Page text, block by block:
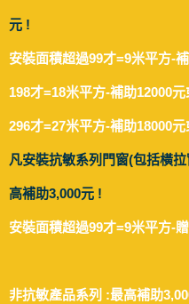
元 !
安裝面積超過99才=9米平方-
198才=18米平方-補助12000
296才=27米平方-補助18000
凡安裝抗敏系列門窗(包括橫
高補助3,000元 !
安裝面積超過99才=9米平方-
非抗敏產品系列 :最高補助